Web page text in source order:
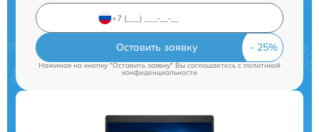
Оставить заявку
Нажимая на кнопку "Оставить заявку" Вы соглашаетесь cполитикой
конфиденциальности